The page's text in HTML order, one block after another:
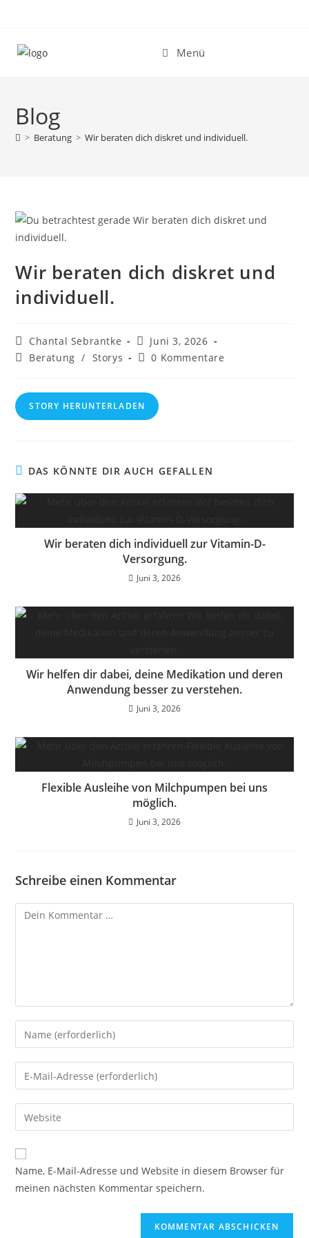
springen
Menü
Blog
> Beratung > Wir beraten dich diskret und individuell.
Wir beraten dich diskret und
individuell.
Beitrags-
Autor:
Chantal Sebrantke
Beitrag
veröffentlicht:
Juni 3, 2026
Beitrags-
Beratung / Storys
Beitrags-
0 Kommentare
STORY HERUNTERLADEN
DAS KÖNNTE DIR AUCH GEFALLEN
Wir beraten dich individuell zur Vitamin-D-
Versorgung.
Juni 3, 2026
Wir helfen dir dabei, deine Medikation und deren
Anwendung besser zu verstehen.
Juni 3, 2026
Flexible Ausleihe von Milchpumpen bei uns
möglich.
Juni 3, 2026
Schreibe einen Kommentar
Kommentar
Gib
deinen
Namen
oder
zum
Kommentieren
ein
Gib
deine
E-
Mail-
zum
Kommentieren
ein
Gib
deine
Website-
URL
Name, E-Mail-Adresse und Website in diesem Browser für
meinen nächsten Kommentar speichern.